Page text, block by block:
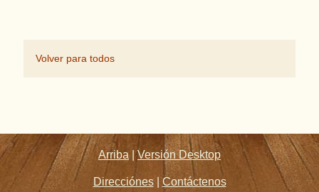
Volver para todos
Arriba |Versión Desktop
Direcciónes| Contáctenos